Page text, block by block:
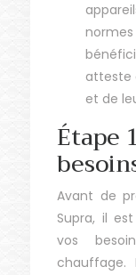
normes
atteste
et de
Étape
Avant de
Supra, il
vos
chauffage.